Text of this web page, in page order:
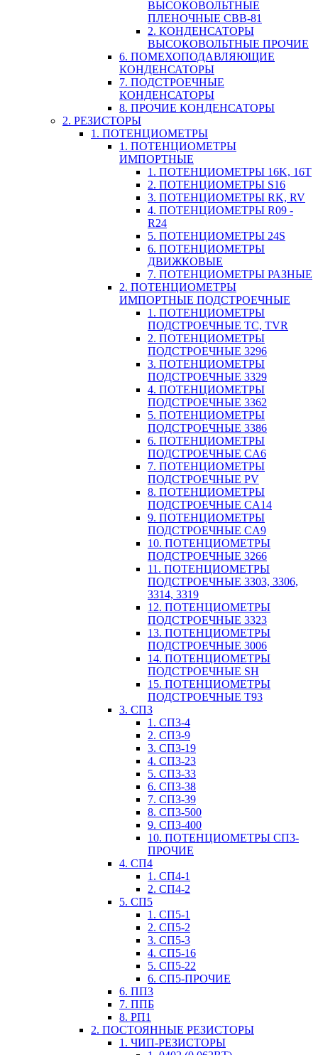
ВЫСОКОВОЛЬТНЫЕ
ПЛЕНОЧНЫЕ CBB-81
2. КОНДЕНСАТОРЫ
ВЫСОКОВОЛЬТНЫЕ ПРОЧИЕ
6. ПОМЕХОПОДАВЛЯЮЩИЕ
КОНДЕНСАТОРЫ
7. ПОДСТРОЕЧНЫЕ
КОНДЕНСАТОРЫ
8. ПРОЧИЕ КОНДЕНСАТОРЫ
2. РЕЗИСТОРЫ
1. ПОТЕНЦИОМЕТРЫ
1. ПОТЕНЦИОМЕТРЫ
ИМПОРТНЫЕ
1. ПОТЕНЦИОМЕТРЫ 16K, 16T
2. ПОТЕНЦИОМЕТРЫ S16
3. ПОТЕНЦИОМЕТРЫ RK, RV
4. ПОТЕНЦИОМЕТРЫ R09 -
R24
5. ПОТЕНЦИОМЕТРЫ 24S
6. ПОТЕНЦИОМЕТРЫ
ДВИЖКОВЫЕ
7. ПОТЕНЦИОМЕТРЫ РАЗНЫЕ
2. ПОТЕНЦИОМЕТРЫ
ИМПОРТНЫЕ ПОДСТРОЕЧНЫЕ
1. ПОТЕНЦИОМЕТРЫ
ПОДСТРОЕЧНЫЕ TC, TVR
2. ПОТЕНЦИОМЕТРЫ
ПОДСТРОЕЧНЫЕ 3296
3. ПОТЕНЦИОМЕТРЫ
ПОДСТРОЕЧНЫЕ 3329
4. ПОТЕНЦИОМЕТРЫ
ПОДСТРОЕЧНЫЕ 3362
5. ПОТЕНЦИОМЕТРЫ
ПОДСТРОЕЧНЫЕ 3386
6. ПОТЕНЦИОМЕТРЫ
ПОДСТРОЕЧНЫЕ CA6
7. ПОТЕНЦИОМЕТРЫ
ПОДСТРОЕЧНЫЕ PV
8. ПОТЕНЦИОМЕТРЫ
ПОДСТРОЕЧНЫЕ CA14
9. ПОТЕНЦИОМЕТРЫ
ПОДСТРОЕЧНЫЕ CA9
10. ПОТЕНЦИОМЕТРЫ
ПОДСТРОЕЧНЫЕ 3266
11. ПОТЕНЦИОМЕТРЫ
ПОДСТРОЕЧНЫЕ 3303, 3306,
3314, 3319
12. ПОТЕНЦИОМЕТРЫ
ПОДСТРОЕЧНЫЕ 3323
13. ПОТЕНЦИОМЕТРЫ
ПОДСТРОЕЧНЫЕ 3006
14. ПОТЕНЦИОМЕТРЫ
ПОДСТРОЕЧНЫЕ SH
15. ПОТЕНЦИОМЕТРЫ
ПОДСТРОЕЧНЫЕ Т93
3. СП3
1. СП3-4
2. СП3-9
3. СП3-19
4. СП3-23
5. СП3-33
6. СП3-38
7. СП3-39
8. СП3-500
9. СП3-400
10. ПОТЕНЦИОМЕТРЫ СП3-
ПРОЧИЕ
4. СП4
1. СП4-1
2. СП4-2
5. СП5
1. СП5-1
2. СП5-2
3. СП5-3
4. СП5-16
5. СП5-22
6. СП5-ПРОЧИЕ
6. ПП3
7. ППБ
8. РП1
2. ПОСТОЯННЫЕ РЕЗИСТОРЫ
1. ЧИП-РЕЗИСТОРЫ